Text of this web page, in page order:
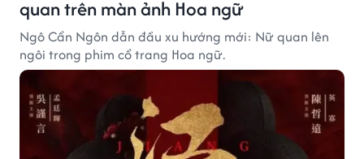
quan trên màn ảnh Hoa ngữ
Ngô Cẩn Ngôn dẫn đầu xu hướng mới: Nữ quan lên
ngôi trong phim cổ trang Hoa ngữ.